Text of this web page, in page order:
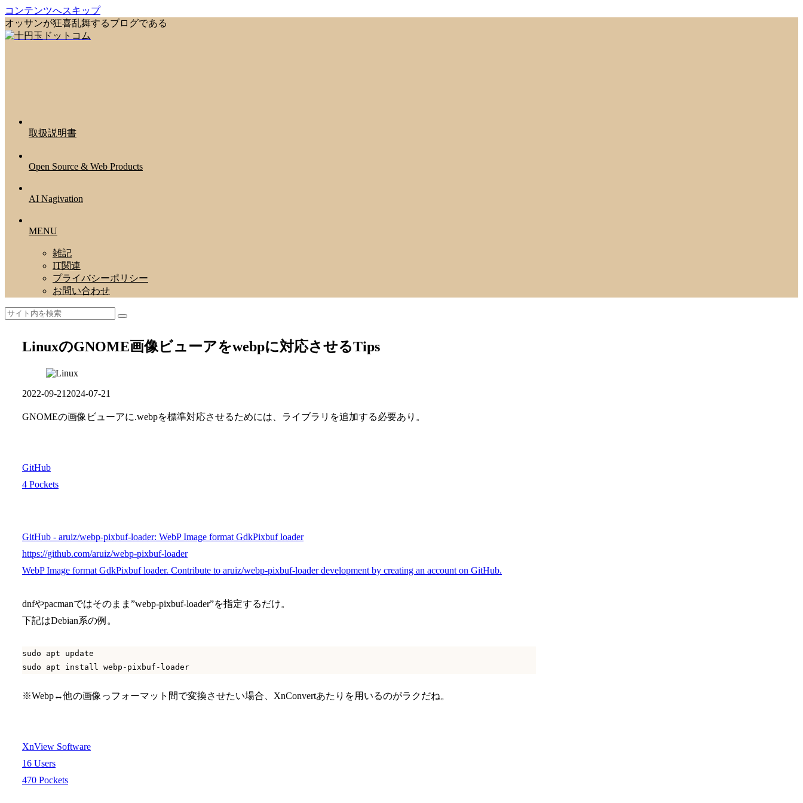
コンテンツへスキップ
オッサンが狂喜乱舞するブログである
取扱説明書
Open Source & Web Products
AI Nagivation
MENU
雑記
IT関連
プライバシーポリシー
お問い合わせ
LinuxのGNOME画像ビューアをwebpに対応させるTips
2022-09-21 2024-07-21
GNOMEの画像ビューアに.webpを標準対応させるためには、ライブラリを追加する必要あり。
GitHub
4 Pockets
GitHub - aruiz/webp-pixbuf-loader: WebP Image format GdkPixbuf loader
https://github.com/aruiz/webp-pixbuf-loader
WebP Image format GdkPixbuf loader. Contribute to aruiz/webp-pixbuf-loader development by creating an account on GitHub.
dnfやpacmanではそのまま”webp-pixbuf-loader”を指定するだけ。
下記はDebian系の例。
sudo apt update
※Webp↔他の画像っフォーマット間で変換させたい場合、XnConvertあたりを用いるのがラクだね。
XnView Software
16 Users
470 Pockets